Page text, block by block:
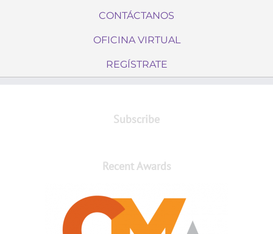
CONTÁCTANOS
OFICINA VIRTUAL
REGÍSTRATE
Subscribe
Recent Awards